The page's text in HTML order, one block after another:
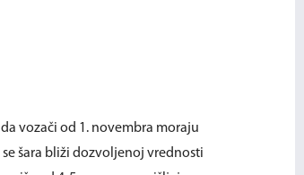
vozači od 1. novembra moraju
šara bliži dozvoljenoj vrednosti